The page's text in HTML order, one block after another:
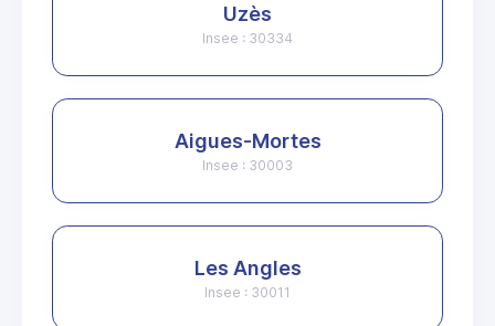
Uzès
Insee : 30334
Aigues-Mortes
Insee : 30003
Les Angles
Insee : 30011